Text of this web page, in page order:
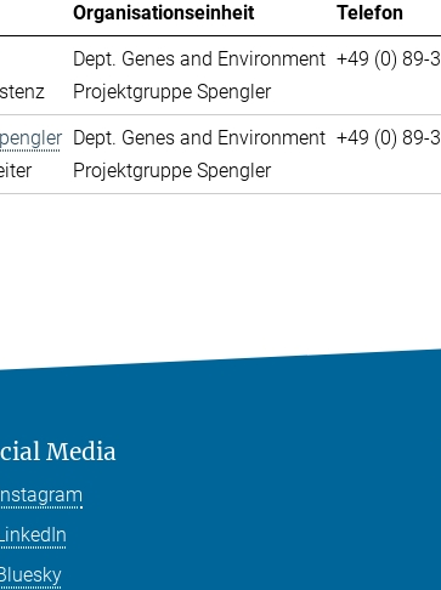
Organisationseinheit Telefon
Dept. Genes and Environment
Projektgruppe Spengler
+49 (0) 89-
Dept. Genes and Environment
Projektgruppe Spengler
+49 (0) 89-
Media